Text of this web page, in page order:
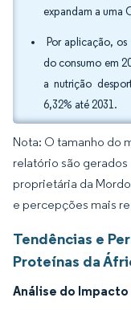
expandam a uma
Por aplicação,
do consumo em
a nutrição
6,32% até 2031.
Nota: O tamanho do
relatório são
proprietária da
e percepções mais
Tendências e
Proteínas da
Análise do